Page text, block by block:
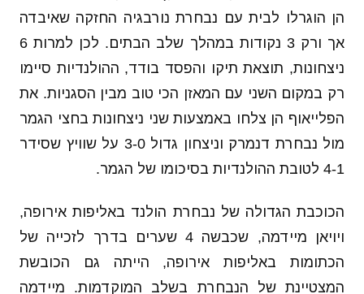
הן הוגרלו לבית עם נבחרת נורבגיה החזקה שאיבדה
אך ורק 3 נקודות במהלך שלב הבתים. לכן למרות 6
ניצחונות, תוצאת תיקו והפסד בודד, ההולנדיות סיימו
רק במקום השני עם המאזן הכי טוב מבין הסגניות. את
הפלייאוף הן צלחו באמצעות שני ניצחונות בחצי הגמר
מול נבחרת דנמרק וניצחון גדול 3-0 על שוויץ שסידר
4-1 לטובת ההולנדיות בסיכומו של הגמר.
הכוכבת הגדולה של נבחרת הולנד באליפות אירופה,
ויויאן מיידמה, שכבשה 4 שערים בדרך לזכייה של
הכתומות באליפות אירופה, הייתה גם הכובשת
המצטיינת של הנבחרת בשלב המוקדמות. מיידמה